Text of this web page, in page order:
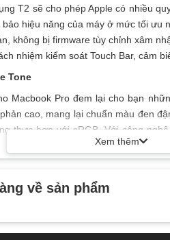
T2 sẽ cho phép Apple có nhiều
hiệu năng của máy ở mức tối ưu
không bị firmware tùy chỉnh xâm
nhiệm kiểm soát Touch Bar, cảm
Tone
Macbook Pro đem lại cho bạn
cao, mang lại chuẩn màu đen
thực hơn với sRGB. Với công
sáng xung quanh bạn, mang lại trải
tương tự như những mẫu Mac trước
Xem thêm
về sản phẩm